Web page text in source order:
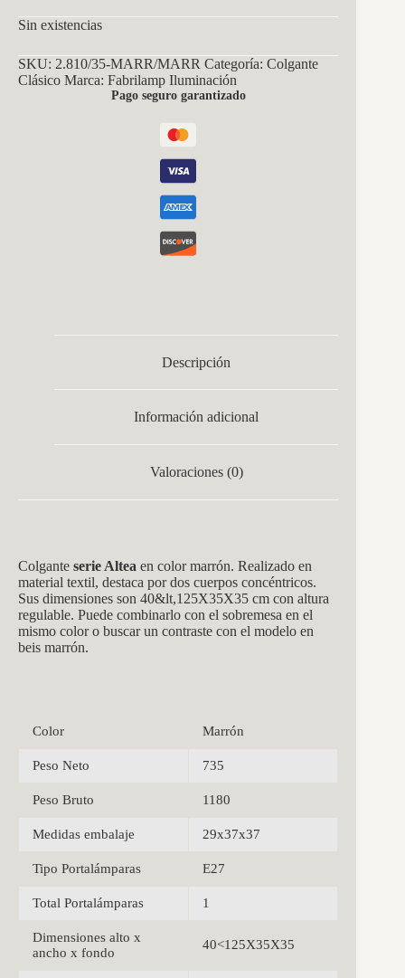
Sin existencias
SKU: 2.810/35-MARR/MARR Categoría: Colgante
Clásico Marca: Fabrilamp Iluminación
Pago seguro garantizado
Descripción
Información adicional
Valoraciones (0)
Colgante serie Altea en color marrón. Realizado en
material textil, destaca por dos cuerpos concéntricos.
Sus dimensiones son 40&lt,125X35X35 cm con altura
regulable. Puede combinarlo con el sobremesa en el
mismo color o buscar un contraste con el modelo en
beis marrón.
Color Marrón
Peso Neto 735
Peso Bruto 1180
Medidas embalaje 29x37x37
Tipo Portalámparas E27
Total Portalámparas 1
Dimensiones alto x
ancho x fondo
40<125X35X35